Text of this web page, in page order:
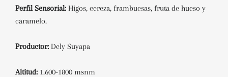
Perfil Sensorial: Higos, cereza, frambuesas, fruta de hueso y
caramelo.
Productor: Dely Suyapa
Altitud: 1.600-1800 msnm